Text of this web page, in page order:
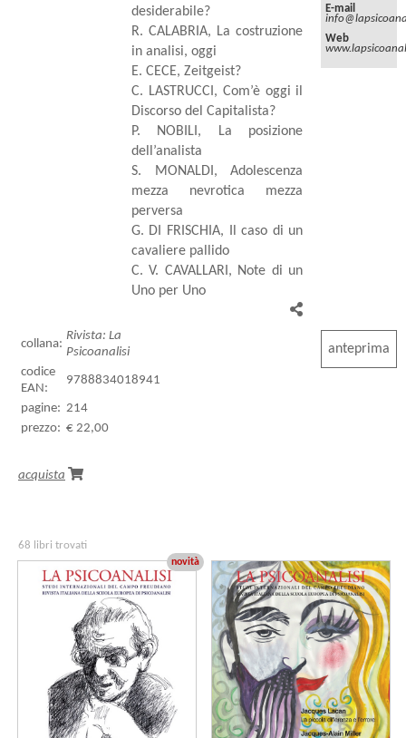
desiderabile?
R. CALABRIA, La costruzione
in analisi, oggi
E. CECE, Zeitgeist?
C. LASTRUCCI, Com’è oggi il
Discorso del Capitalista?
P. NOBILI, La posizione
dell’analista
S. MONALDI, Adolescenza
mezza nevrotica mezza
perversa
G. DI FRISCHIA, Il caso di un
cavaliere pallido
C. V. CAVALLARI, Note di un
Uno per Uno
E-mail
Web
collana:
Rivista: La
Psicoanalisi
codice
EAN:
9788834018941
pagine: 214
prezzo: € 22,00
acquista
anteprima
68 libri trovati
novità